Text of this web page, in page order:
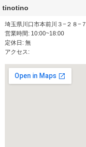
tinotino
埼玉県川口市本前川３−２８−７
営業時間: 10:00~18:00
定休日: 無
アクセス: